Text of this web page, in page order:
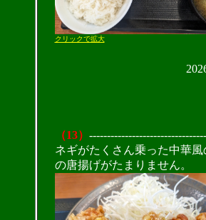
クリックで拡大
（13）
ネギがたくさん乗った中華
の唐揚げがたまりません。